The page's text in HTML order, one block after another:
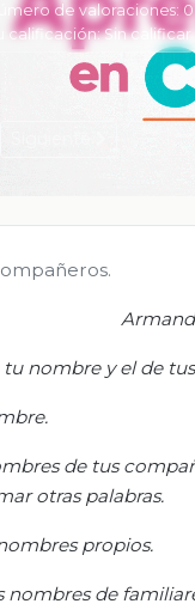
de valoraciones: 0
calificación:Sin calificar
tu nombre y el de tus
de tus
otras palabras.
propios.
de